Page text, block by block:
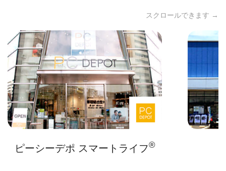
スクロールできます →
ピーシーデポ スマートライフ®